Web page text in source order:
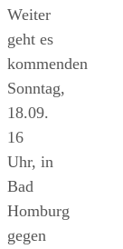
Weiter
geht es
kommenden
Sonntag,
18.09.
16
Uhr, in
Bad
Homburg
gegen